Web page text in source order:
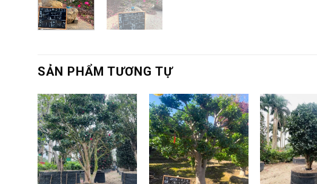
SẢN PHẨM TƯƠNG TỰ